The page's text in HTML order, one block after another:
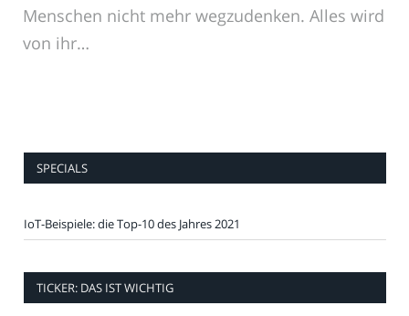
Menschen nicht mehr wegzudenken. Alles wird
von ihr…
SPECIALS
IoT-Beispiele: die Top-10 des Jahres 2021
TICKER: DAS IST WICHTIG